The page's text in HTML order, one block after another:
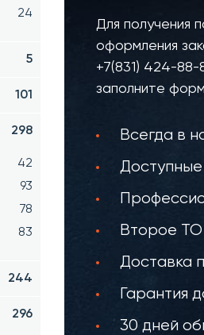
24
5
101
298
42
93
78
83
244
296
Для получения
оформления
+7(831) 424-88-
заполните
Всегда в
Второе
Доставка
Гарантия
30 дней